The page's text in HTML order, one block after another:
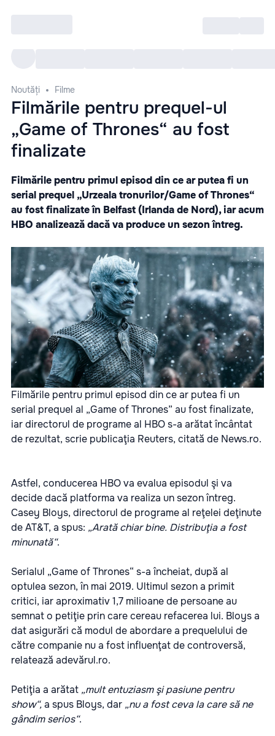
Noutăți Filme
Filmările pentru prequel-ul
„Game of Thrones“ au fost
finalizate
Filmările pentru primul episod din ce ar putea fi un
serial prequel „Urzeala tronurilor/Game of Thrones“
au fost finalizate în Belfast (Irlanda de Nord), iar acum
HBO analizează dacă va produce un sezon întreg.
Filmările pentru primul episod din ce ar putea fi un
serial prequel al „Game of Thrones” au fost finalizate,
iar directorul de programe al HBO s-a arătat încântat
de rezultat, scrie publicaţia Reuters, citată de News.ro.
Astfel, conducerea HBO va evalua episodul şi va
decide dacă platforma va realiza un sezon întreg.
Casey Bloys, directorul de programe al reţelei deţinute
de AT&T, a spus: „Arată chiar bine. Distribuţia a fost
minunată“.
Serialul „Game of Thrones“ s-a încheiat, după al
optulea sezon, în mai 2019. Ultimul sezon a primit
critici, iar aproximativ 1,7 milioane de persoane au
semnat o petiţie prin care cereau refacerea lui. Bloys a
dat asigurări că modul de abordare a prequelului de
către companie nu a fost influenţat de controversă,
relatează adevărul.ro.
Petiţia a arătat „mult entuziasm şi pasiune pentru
show“,a spus Bloys, dar „nu a fost ceva la care să ne
gândim serios“.